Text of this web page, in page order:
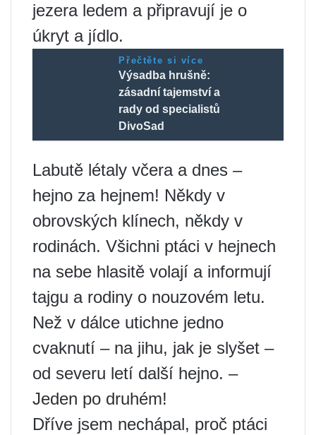
jezera ledem a připravují je o
úkryt a jídlo.
Přečtěte si více
Výsadba hrušně:
zásadní tajemství a
rady od specialistů
DivoSad
Labutě létaly včera a dnes –
hejno za hejnem! Někdy v
obrovských klínech, někdy v
rodinách. Všichni ptáci v hejnech
na sebe hlasitě volají a informují
tajgu a rodiny o nouzovém letu.
Než v dálce utichne jedno
cvaknutí – na jihu, jak je slyšet –
od severu letí další hejno. –
Jeden po druhém!
Dříve jsem nechápal, proč ptáci